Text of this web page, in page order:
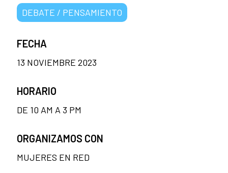
DEBATE / PENSAMIENTO
FECHA
13 NOVIEMBRE 2023
HORARIO
DE 10 AM A 3 PM
ORGANIZAMOS CON
MUJERES EN RED